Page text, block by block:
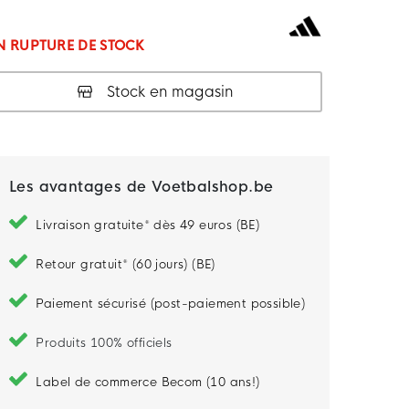
RUPTURE DE STOCK
Stock en magasin
Les avantages de Voetbalshop.be
Livraison gratuite* dès 49 euros (BE)
Retour gratuit* (60 jours) (BE)
Paiement sécurisé (post-paiement possible)
Produits 100% officiels
Label de commerce Becom (10 ans!)